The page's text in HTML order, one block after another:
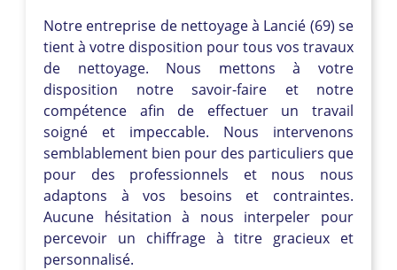
Notre entreprise de nettoyage à Lancié (69) se
tient à votre disposition pour tous vos travaux
de nettoyage. Nous mettons à votre
disposition notre savoir-faire et notre
compétence afin de effectuer un travail
soigné et impeccable. Nous intervenons
semblablement bien pour des particuliers que
pour des professionnels et nous nous
adaptons à vos besoins et contraintes.
Aucune hésitation à nous interpeler pour
percevoir un chiffrage à titre gracieux et
personnalisé.